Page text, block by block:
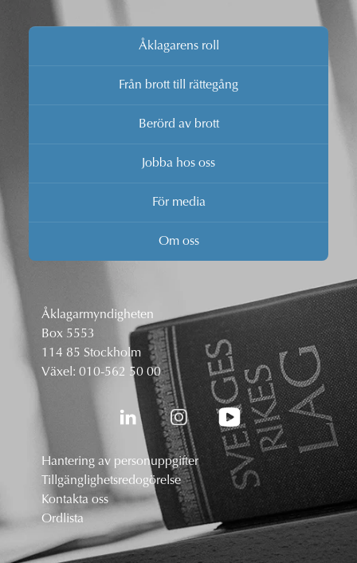
Åklagarens roll
Från brott till rättegång
Berörd av brott
Jobba hos oss
För media
Om oss
Åklagarmyndigheten
Box 5553
114 85 Stockholm
Växel: 010-562 50 00
Hantering av personuppgifter
Tillgänglighetsredogörelse
Kontakta oss
Ordlista